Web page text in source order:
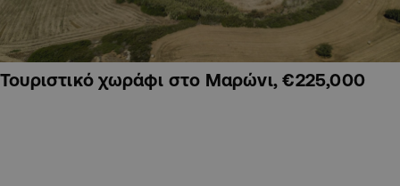
Τουριστικό χωράφι στο Μαρώνι, €225,000